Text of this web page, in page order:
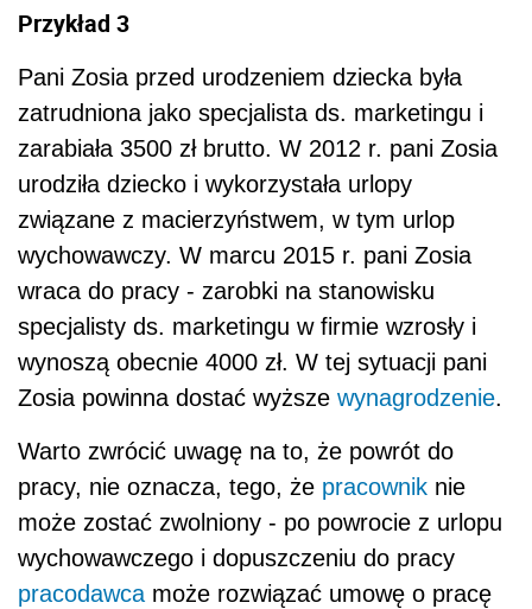
Przykład 3
Pani Zosia przed urodzeniem dziecka była
zatrudniona jako specjalista ds. marketingu i
zarabiała 3500 zł brutto. W 2012 r. pani Zosia
urodziła dziecko i wykorzystała urlopy
związane z macierzyństwem, w tym urlop
wychowawczy. W marcu 2015 r. pani Zosia
wraca do pracy - zarobki na stanowisku
specjalisty ds. marketingu w firmie wzrosły i
wynoszą obecnie 4000 zł. W tej sytuacji pani
Zosia powinna dostać wyższe wynagrodzenie.
Warto zwrócić uwagę na to, że powrót do
pracy, nie oznacza, tego, że pracownik nie
może zostać zwolniony - po powrocie z urlopu
wychowawczego i dopuszczeniu do pracy
pracodawca może rozwiązać umowę o pracę